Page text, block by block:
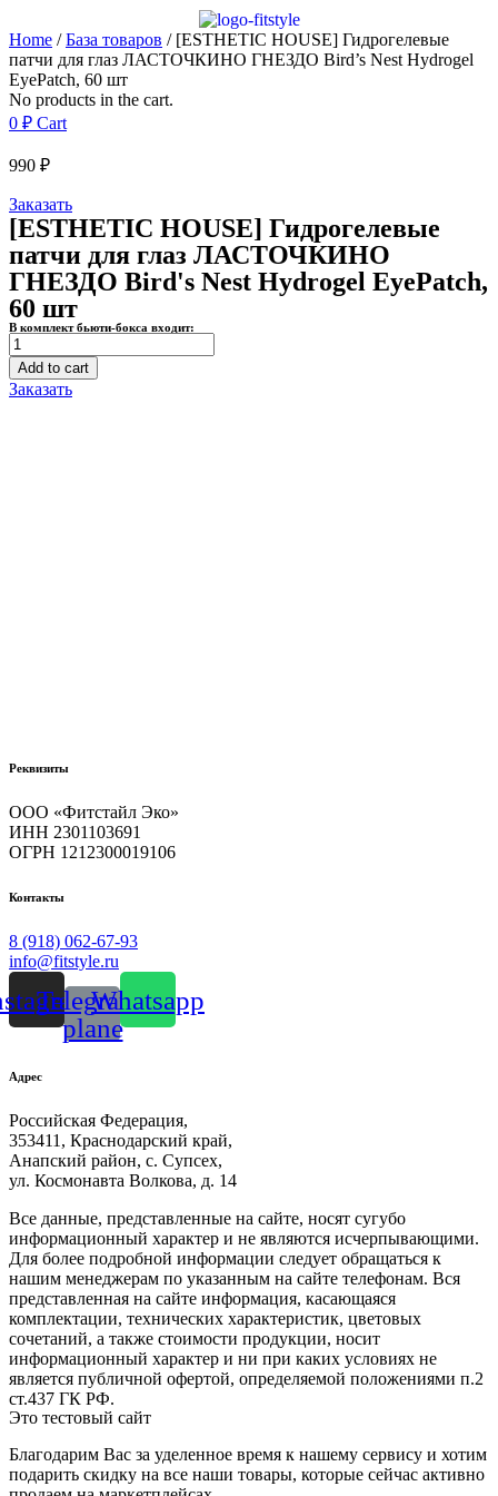
Home /База товаров / [ESTHETIC HOUSE] Гидрогелевые
патчи для глаз ЛАСТОЧКИНО ГНЕЗДО Bird’s Nest Hydrogel
EyePatch, 60 шт
No products in the cart.
0 ₽ Cart
990 ₽
Заказать
[ESTHETIC HOUSE] Гидрогелевые
патчи для глаз ЛАСТОЧКИНО
ГНЕЗДО Bird's Nest Hydrogel EyePatch,
60 шт
В комплект бьюти-бокса входит:
[ESTHETIC
HOUSE]
Гидрогелевые
патчи
Add to cart
Заказать
Реквизиты
ООО «Фитстайл Эко»
ИНН 2301103691
ОГРН 1212300019106
Контакты
8 (918) 062-67-93
info@fitstyle.ru
Telegram-
plane
Whatsapp
Адрес
Российская Федерация,
353411, Краснодарский край,
Анапский район, с. Супсех,
ул. Космонавта Волкова, д. 14
Все данные, представленные на сайте, носят сугубо
информационный характер и не являются исчерпывающими.
Для более подробной информации следует обращаться к
нашим менеджерам по указанным на сайте телефонам. Вся
представленная на сайте информация, касающаяся
комплектации, технических характеристик, цветовых
сочетаний, а также стоимости продукции, носит
информационный характер и ни при каких условиях не
является публичной офертой, определяемой положениями п.2
ст.437 ГК РФ.
Это тестовый сайт
Благодарим Вас за уделенное время к нашему сервису и хотим
подарить скидку на все наши товары, которые сейчас активно